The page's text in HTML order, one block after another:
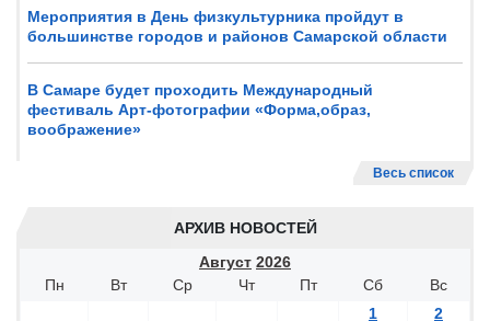
Мероприятия в День физкультурника пройдут в
большинстве городов и районов Самарской области
В Самаре будет проходить Международный
фестиваль Арт-фотографии «Форма,образ,
воображение»
Весь список
АРХИВ НОВОСТЕЙ
Август 2026
Пн
Вт Ср Чт Пт Сб
Вс
1
2